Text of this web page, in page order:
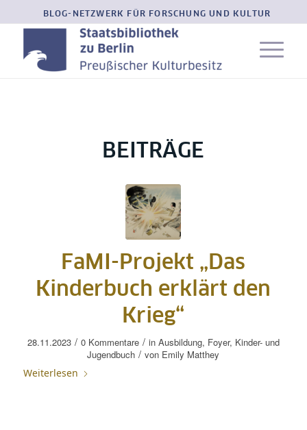
BLOG-NETZWERK FÜR FORSCHUNG UND KULTUR
BEITRÄGE
FaMI-Projekt „Das
Kinderbuch erklärt den
Krieg“
28.11.2023 / 0 Kommentare / in Ausbildung, Foyer, Kinder- und
Jugendbuch / von Emily Matthey
Weiterlesen